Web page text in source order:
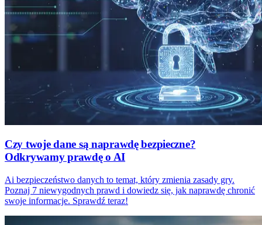
Czy twoje dane są naprawdę bezpieczne?
Odkrywamy prawdę o AI
Ai bezpieczeństwo danych to temat, który zmienia zasady gry.
Poznaj 7 niewygodnych prawd i dowiedz się, jak naprawdę chronić
swoje informacje. Sprawdź teraz!